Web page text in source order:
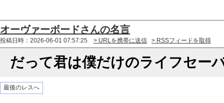
オーヴァーボードさんの名言
投稿日時：2026-06-01 07:57:25 > URLを携帯に送信 > RSSフィードを取得
だって君は僕だけのライフセー
最後のレスへ